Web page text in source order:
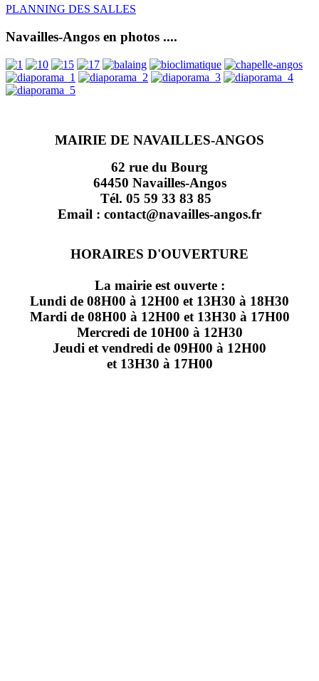
PLANNING DES SALLES
Navailles-Angos en photos ....
MAIRIE DE NAVAILLES-ANGOS
62 rue du Bourg
64450 Navailles-Angos
Tél. 05 59 33 83 85
Email : contact@navailles-angos.fr
HORAIRES D'OUVERTURE
La mairie est ouverte :
Lundi de 08H00 à 12H00 et 13H30 à 18H30
Mardi de 08H00 à 12H00 et 13H30 à 17H00
Mercredi de 10H00 à 12H30
Jeudi et vendredi de 09H00 à 12H00
et 13H30 à 17H00